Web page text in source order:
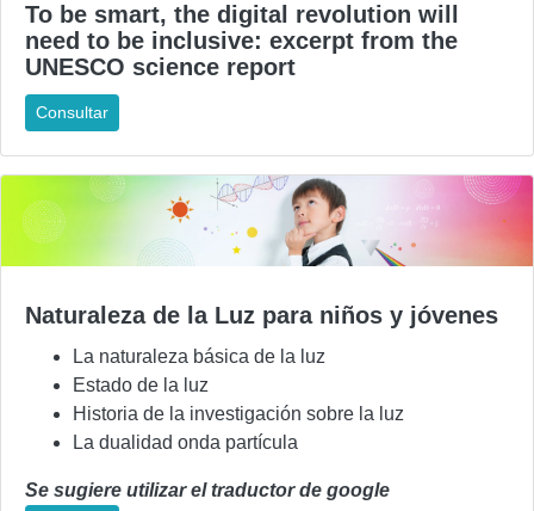
To be smart, the digital revolution will
need to be inclusive: excerpt from the
UNESCO science report
Consultar
Naturaleza de la Luz para niños y jóvenes
La naturaleza básica de la luz
Estado de la luz
Historia de la investigación sobre la luz
La dualidad onda partícula
Se sugiere utilizar el traductor de google